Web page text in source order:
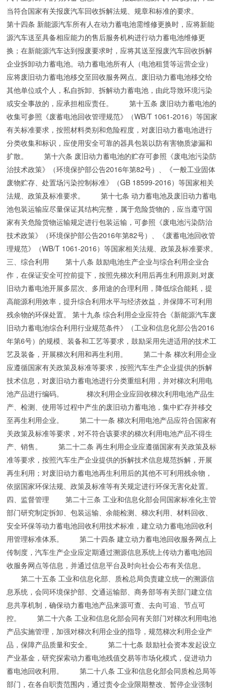
当符合国家有关报废汽车回收拆解法规、规章和标准的要求。
第十四条 新能源汽车所有人在动力蓄电池需维修更换时，应将新能
源汽车送至具备相应能力的售后服务机构进行动力蓄电池维修更
换；在新能源汽车达到报废要求时，应将其送至报废汽车回收拆解
企业拆卸动力蓄电池。动力蓄电池所有人（电池租赁等运营企业）
应将废旧动力蓄电池移交至回收服务网点。废旧动力蓄电池移交给
其他单位或个人，私自拆卸、拆解动力蓄电池，由此导致环境污染
或安全事故的，应承担相应责任。 第十五条 废旧动力蓄电池的
收集可参照《废蓄电池回收管理规范》（WB/T 1061-2016）等国家
有关标准要求，按照材料类别和危险程度，对废旧动力蓄电池进行
分类收集和标识，应使用安全可靠的器具包装以防有害物质渗漏和
扩散。 第十六条 废旧动力蓄电池的贮存可参照《废电池污染防
治技术政策》（环境保护部公告2016年第82号）、《一般工业固体
废物贮存、处置场污染控制标准》（GB 18599-2016）等国家相关
法规、政策及标准要求。 第十七条 动力蓄电池及废旧动力蓄电
池包装运输应尽量保证其结构完整，属于危险货物的，应当遵守国
家有关危险货物运输规定进行包装运输，可参照《废电池污染防治
技术政策》（环境保护部公告2016年第82号）、《废蓄电池回收管
理规范》（WB/T 1061-2016）等国家相关法规、政策及标准要求。
三、综合利用 第十八条 鼓励电池生产企业与综合利用企业合
作，在保证安全可控前提下，按照先梯次利用后再生利用原则,对废
旧动力蓄电池开展多层次、多用途的合理利用，降低综合能耗，提
高能源利用效率，提升综合利用水平与经济效益，并保障不可利用
残余物的环保处置。 第十九条 综合利用企业应符合《新能源汽车废
旧动力蓄电池综合利用行业规范条件》（工业和信息化部公告2016
年第6号）的规模、装备和工艺等要求，鼓励采用先进适用的技术工
艺及装备，开展梯次利用和再生利用。 第二十条 梯次利用企业
应遵循国家有关政策及标准等要求，按照汽车生产企业提供的拆解
技术信息，对废旧动力蓄电池进行分类重组利用，并对梯次利用电
池产品进行编码。 梯次利用企业应回收梯次利用电池产品生
产、检测、使用等过程中产生的废旧动力蓄电池，集中贮存并移交
至再生利用企业。 第二十一条 梯次利用电池产品应符合国家有
关政策及标准等要求，对不符合该要求的梯次利用电池产品不得生
产、销售。 第二十二条 再生利用企业应遵循国家有关政策及标
准等要求，按照汽车生产企业提供的拆解技术信息规范拆解，开展
再生利用；对废旧动力蓄电池再生利用后的其他不可利用残余物，
依据国家环保法规、政策及标准等有关规定进行环保无害化处置。
四、监督管理 第二十三条 工业和信息化部会同国家标准化主管
部门研究制定拆卸、包装运输、余能检测、梯次利用、材料回收、
安全环保等动力蓄电池回收利用技术标准，建立动力蓄电池回收利
用管理标准体系。 第二十四条 建立动力蓄电池回收服务网点上
传制度，汽车生产企业应定期通过溯源信息系统上传动力蓄电池回
收服务网点等信息，并通过信息平台及时向社会公布有关信息。
第二十五条 工业和信息化部、质检总局负责建立统一的溯源信
息系统，会同环境保护部、交通运输部、商务部等有关部门建立信
息共享机制，确保动力蓄电池产品来源可查、去向可追、节点可
控。 第二十六条 工业和信息化部会同有关部门对梯次利用电池
产品实施管理，加强对梯次利用企业的指导，规范梯次利用企业产
品，保障产品质量和安全。 第二十七条 鼓励社会资本发起设立
产业基金，研究探索动力蓄电池残值交易等市场化模式，促进动力
蓄电池回收利用。 第二十八条 工业和信息化部会同质检总局等
部门，在各自职责范围内，通过责令企业限期整改、暂停企业强制